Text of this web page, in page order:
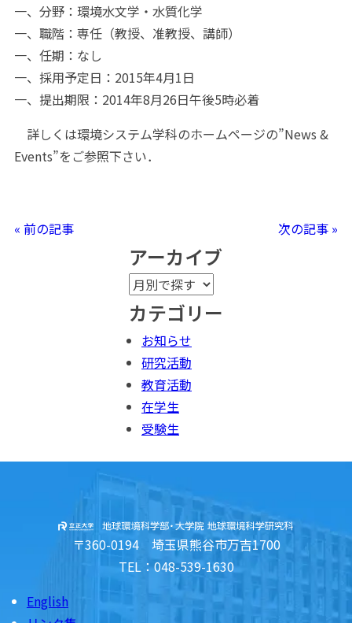
一、分野：環境水文学・水質化学
一、職階：専任（教授、准教授、講師）
一、任期：なし
一、採用予定日：2015年4月1日
一、提出期限：2014年8月26日午後5時必着
詳しくは環境システム学科のホームページの”News &
Events”をご参照下さい．
« 前の記事 次の記事 »
アーカイブ
カテゴリー
お知らせ
研究活動
教育活動
在学生
受験生
〒360-0194 埼玉県熊谷市万吉1700
TEL：048-539-1630
English